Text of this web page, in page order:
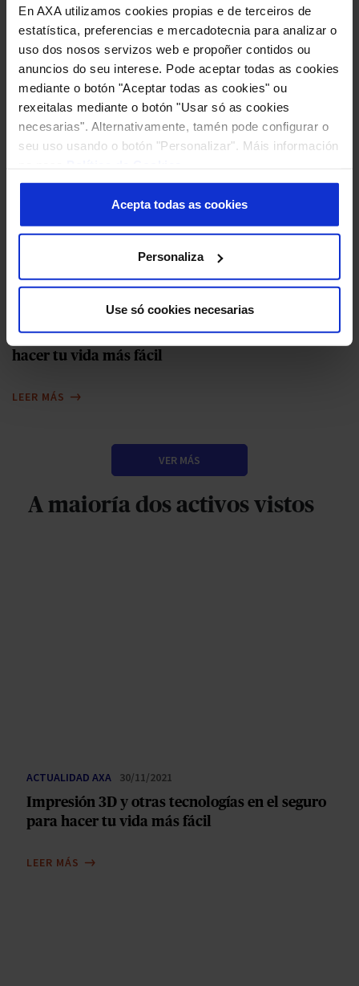
En AXA utilizamos cookies propias e de terceiros de
estatística, preferencias e mercadotecnia para analizar o
uso dos nosos servizos web e propoñer contidos ou
anuncios do seu interese. Pode aceptar todas as cookies
mediante o botón "Aceptar todas as cookies" ou
rexeitalas mediante o botón "Usar só as cookies
necesarias". Alternativamente, tamén pode configurar o
seu uso usando o botón "Personalizar". Máis información
Acepta todas as cookies
Personaliza
Use só cookies necesarias
LEER MÁS
30/11/2021
Impresión 3D y otras tecnologías en el seguro para
hacer tu vida más fácil
LEER MÁS
VER MÁS
A maioría dos activos vistos
ACTUALIDAD AXA 30/11/2021
Impresión 3D y otras tecnologías en el seguro
para hacer tu vida más fácil
LEER MÁS